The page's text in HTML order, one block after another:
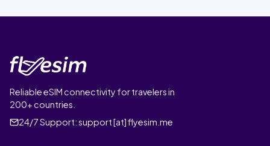
Reliable eSIM connectivity for travelers in
200+ countries.
24/7 Support:support [at] flyesim.me